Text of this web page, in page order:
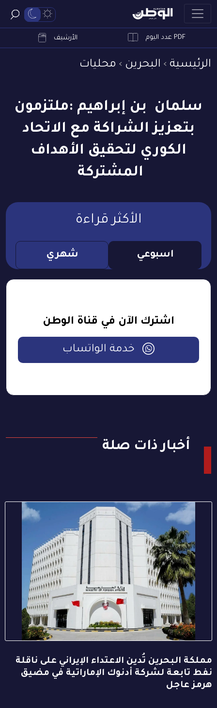
PDF عدد اليوم الأرشيف
الرئيسية البحرين محليات
سلمان بن إبراهيم :ملتزمون
بتعزيز الشراكة مع الاتحاد
الكوري لتحقيق الأهداف
المشتركة
الأكثر قراءة
اسبوعي شهري
اشترك الآن في قناة الوطن
خدمة الواتساب
أخبار ذات صلة
مملكة البحرين تُدين الاعتداء الإيراني على ناقلة
نفط تابعة لشركة أدنوك الإماراتية في مضيق
هرمز عاجل